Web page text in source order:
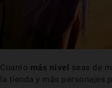
Cuanto más nivel seas de
la tienda y más personajes